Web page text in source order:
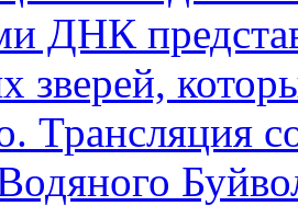
ДНК
зверей,
Трансляция